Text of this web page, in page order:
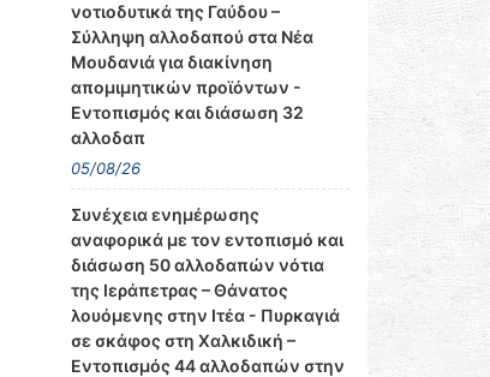
νοτιοδυτικά της Γαύδου –
Σύλληψη αλλοδαπού στα Νέα
Μουδανιά για διακίνηση
απομιμητικών προϊόντων -
Εντοπισμός και διάσωση 32
αλλοδαπ
05/08/26
Συνέχεια ενημέρωσης
αναφορικά με τον εντοπισμό και
διάσωση 50 αλλοδαπών νότια
της Ιεράπετρας – Θάνατος
λουόμενης στην Ιτέα - Πυρκαγιά
σε σκάφος στη Χαλκιδική –
Εντοπισμός 44 αλλοδαπών στην